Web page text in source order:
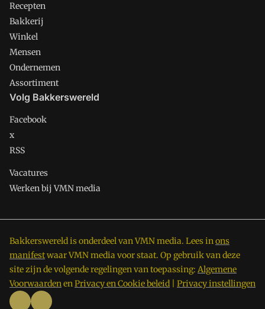
Recepten
Bakkerij
Winkel
Mensen
Ondernemen
Assortiment
Volg Bakkerswereld
Facebook
x
RSS
Vacatures
Werken bij VMN media
Bakkerswereld is onderdeel van VMN media. Lees inons
manifestwaar VMN media voor staat. Op gebruik van deze
site zijn de volgende regelingen van toepassing: Algemene
VoorwaardenenPrivacy en Cookie beleid Privacy instellingen